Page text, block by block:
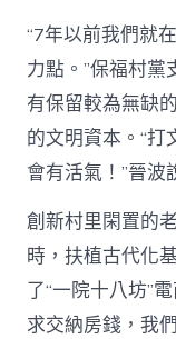
“7年以前我們就
力點。”保福村
有保留較為無缺
的文明資本。“
會有活氣！”晉波
創新村里閑置的
時，扶植古代化
了“一院十八坊”
求交納房錢，我